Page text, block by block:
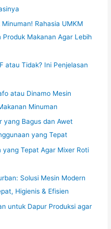
Rahasia UMKM
Makanan Agar Lebih
atau Tidak? Ini Penjelasan
atau Dinamo Mesin
Minuman
yang Bagus dan Awet
yang Tepat
Tepat Agar Mixer Roti
Solusi Mesin Modern
Higienis & Efisien
untuk Dapur Produksi agar